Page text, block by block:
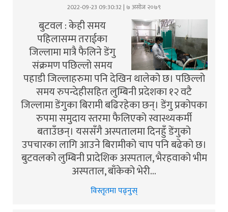
2022-09-23 09:30:32 | ७ असोज २०७९
बुटवल : केही समय
पहिलासम्म तराईका
जिल्लामा मात्रै फैलिने डेंगु
संक्रमण पछिल्लो समय
पहाडी जिल्लाहरुमा पनि देखिन थालेको छ। पछिल्लो
समय रुपन्देहीसहित लुम्बिनी प्रदेशका १२ वटै
जिल्लामा डेंगुका बिरामी बढिरहेका छन्। डेंगु प्रकोपका
रुपमा समुदाय स्तरमा फैलिएको स्वास्थ्यकर्मी
बताउँछन्। यससँगै अस्पतालमा दिनहुँ डेंगुको
उपचारका लागि आउने बिरामीको चाप पनि बढेको छ।
बुटवलको लुम्बिनी प्रादेशिक अस्पताल, भैरहवाको भीम
अस्पताल, बाँकेको भेरी…
विस्तृतमा पढ्नुस्